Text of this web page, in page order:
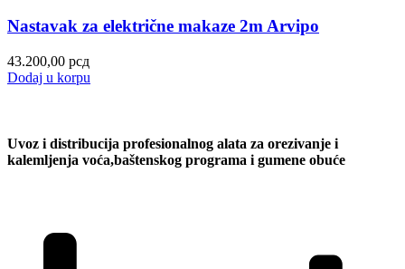
Nastavak za električne makaze 2m Arvipo
43.200,00 рсд
Dodaj u korpu
Uvoz i distribucija profesionalnog alata za orezivanje i
kalemljenja voća,baštenskog programa i gumene obuće